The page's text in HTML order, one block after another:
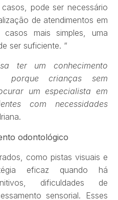
pode ser necessário
de atendimentos em
casos mais simples, uma
ser suficiente. “
ter um conhecimento
crianças sem
um especialista em
com necessidades
odontológico
como pistas visuais e
eficaz quando há
dificuldades de
sensorial. Esses